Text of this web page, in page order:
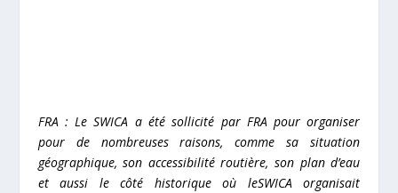
FRA : Le SWICA a été sollicité par FRA pour organiser
pour de nombreuses raisons, comme sa situation
géographique, son accessibilité routière, son plan d’eau
et aussi le côté historique où leSWICA organisait